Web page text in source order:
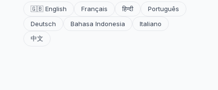
🇬🇧 English Français हिन्दी
Português
Deutsch
Bahasa Indonesia
Italiano
中文